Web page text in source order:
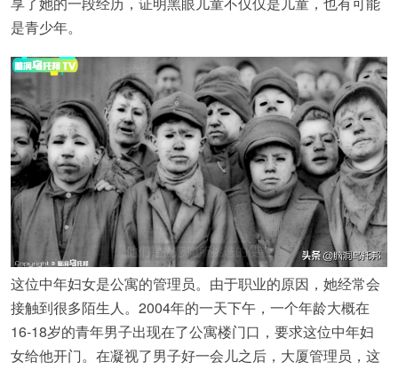
是青少年。
这位中年妇女是公寓的管理员。由于职业的原因，她经常会
接触到很多陌生人。2004年的一天下午，一个年龄大概在
16-18岁的青年男子出现在了公寓楼门口，要求这位中年妇
女给他开门。在凝视了男子好一会儿之后，大厦管理员，这